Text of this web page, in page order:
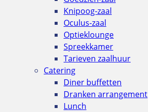
Knipoog-zaal
Oculus-zaal
Optieklounge
Spreekkamer
Tarieven zaalhuur
Catering
Diner buffetten
Dranken arrangement
Lunch